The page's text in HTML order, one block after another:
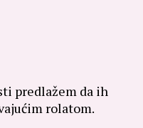
predlažem da ih
rolatom.